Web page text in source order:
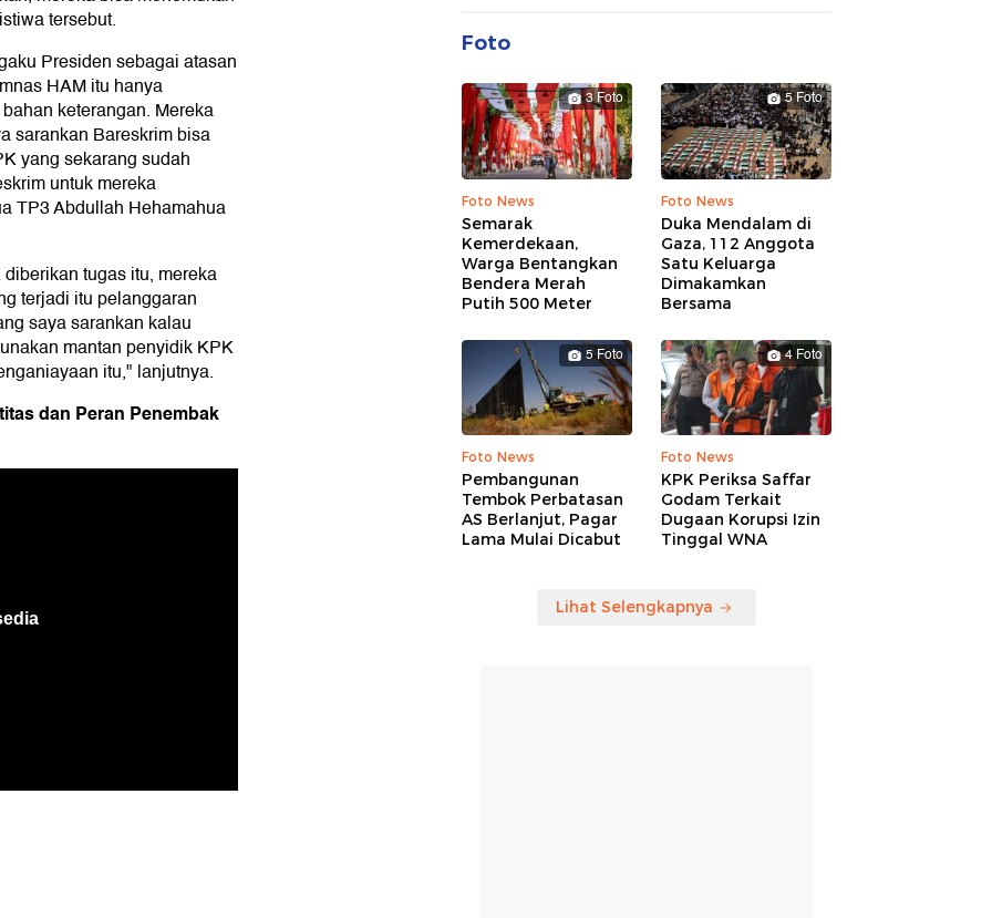
tersebut.
Presiden sebagai atasan
HAM itu hanya
keterangan. Mereka
sarankan Bareskrim bisa
yang sekarang sudah
untuk mereka
TP3 Abdullah Hehamahua
tugas itu, mereka
terjadi itu pelanggaran
saya sarankan kalau
mantan penyidik KPK
itu," lanjutnya.
dan Peran Penembak
Foto
3 Foto
Foto News
Semarak
Kemerdekaan,
Warga Bentangkan
Bendera Merah
Putih 500 Meter
5 Foto
Foto News
Duka Mendalam di
Gaza, 112 Anggota
Satu Keluarga
Dimakamkan
Bersama
5 Foto
Foto News
Pembangunan
Tembok Perbatasan
AS Berlanjut, Pagar
Lama Mulai Dicabut
4 Foto
Foto News
KPK Periksa Saffar
Godam Terkait
Dugaan Korupsi Izin
Tinggal WNA
Lihat Selengkapnya